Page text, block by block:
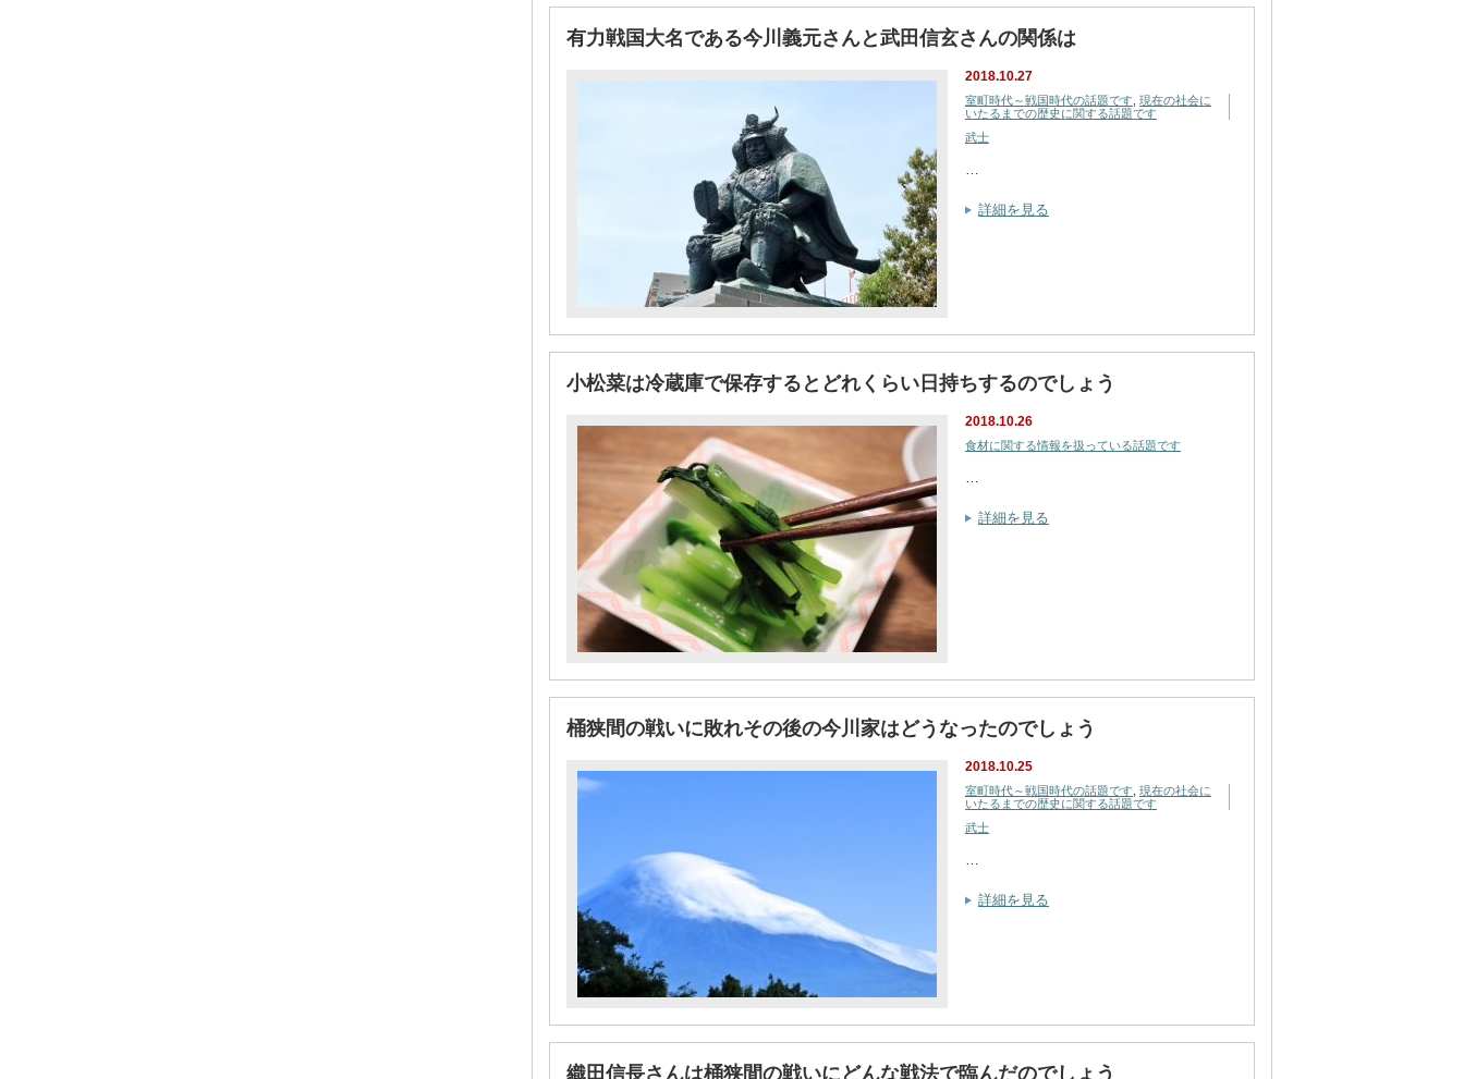
有力戦国大名である今川義元さんと武田信玄さんの関係は
2018.10.27
室町時代～戦国時代の話題です 現在の社会に
いたるまでの歴史に関する話題です
武士
…
詳細を見る
小松菜は冷蔵庫で保存するとどれくらい日持ちするのでしょう
2018.10.26
食材に関する情報を扱っている話題です
…
詳細を見る
桶狭間の戦いに敗れその後の今川家はどうなったのでしょう
2018.10.25
室町時代～戦国時代の話題です 現在の社会に
いたるまでの歴史に関する話題です
武士
…
詳細を見る
織田信長さんは桶狭間の戦いにどんな戦法で臨んだのでしょう